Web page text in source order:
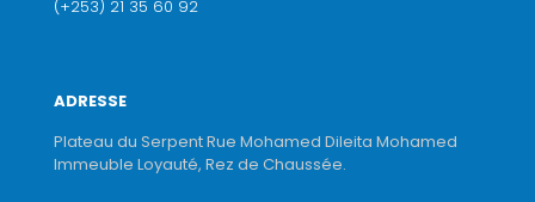
(+253) 21 35 60 92
ADRESSE
Plateau du Serpent Rue Mohamed Dileita Mohamed
Immeuble Loyauté, Rez de Chaussée.